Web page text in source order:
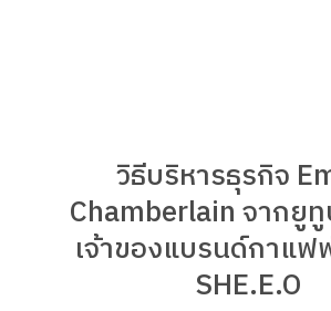
วิธีบริหารธุรกิจ
Chamberlain จากยู
เจ้าของแบรนด์กาแ
SHE.E.O